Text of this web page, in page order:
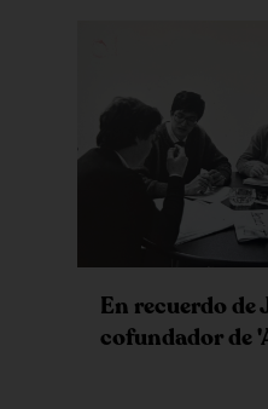
En recuerdo de
cofundador de